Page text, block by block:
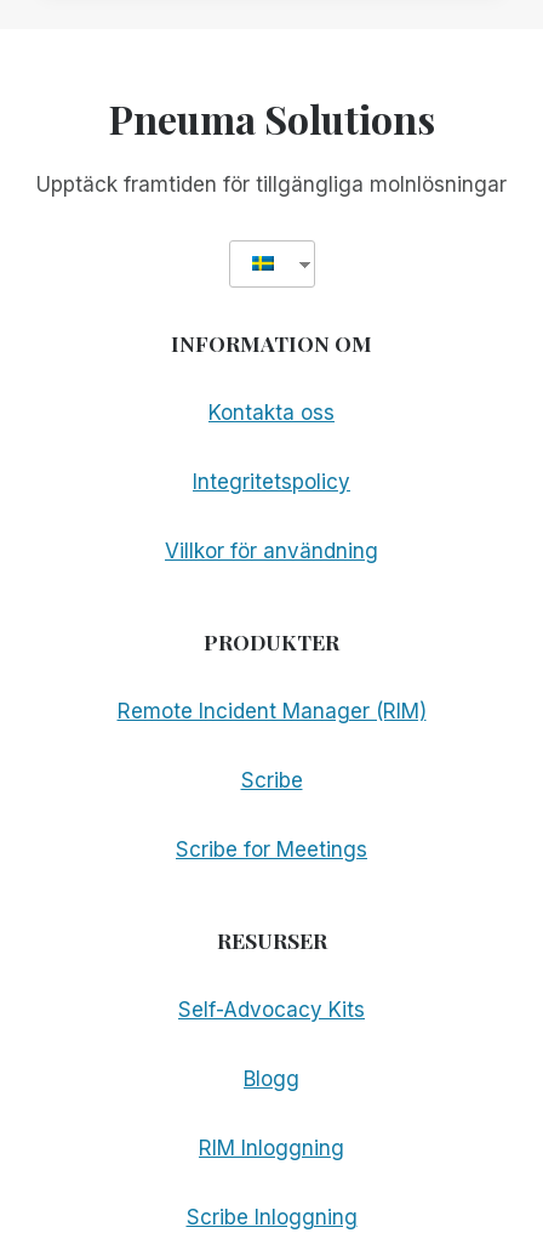
Pneuma Solutions
Upptäck framtiden för tillgängliga molnlösningar
INFORMATION OM
Kontakta oss
Integritetspolicy
Villkor för användning
PRODUKTER
Remote Incident Manager (RIM)
Scribe
Scribe for Meetings
RESURSER
Self-Advocacy Kits
Blogg
RIM Inloggning
Scribe Inloggning